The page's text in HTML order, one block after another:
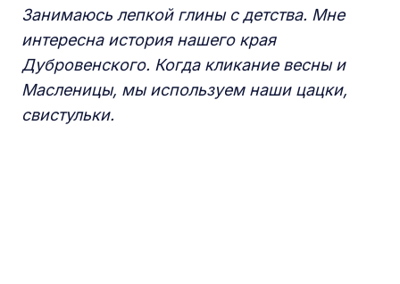
Занимаюсь лепкой глины с детства. Мне
интересна история нашего края
Дубровенского. Когда кликаниевесны и
Масленицы, мы используем наши цацки,
свистульки.